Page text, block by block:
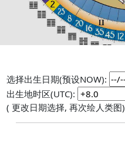
选择出生日期(预设NOW):
出生地时区(UTC):
( 更改日期选择, 再次绘人类图)